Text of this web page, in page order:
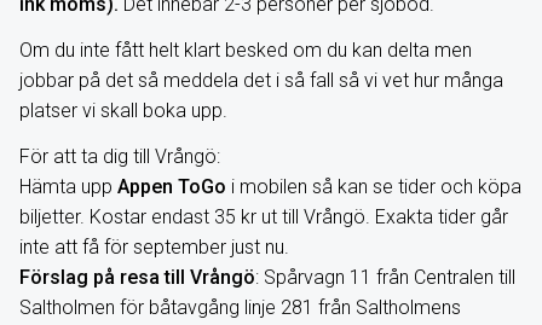
ink moms). Det innebär 2-3 personer per sjöbod.
Om du inte fått helt klart besked om du kan delta men
jobbar på det så meddela det i så fall så vi vet hur många
platser vi skall boka upp.
För att ta dig till Vrångö:
Hämta upp Appen ToGo i mobilen så kan se tider och köpa
biljetter. Kostar endast 35 kr ut till Vrångö. Exakta tider går
inte att få för september just nu.
Förslag på resa till Vrångö: Spårvagn 11 från Centralen till
Saltholmen för båtavgång linje 281 från Saltholmens